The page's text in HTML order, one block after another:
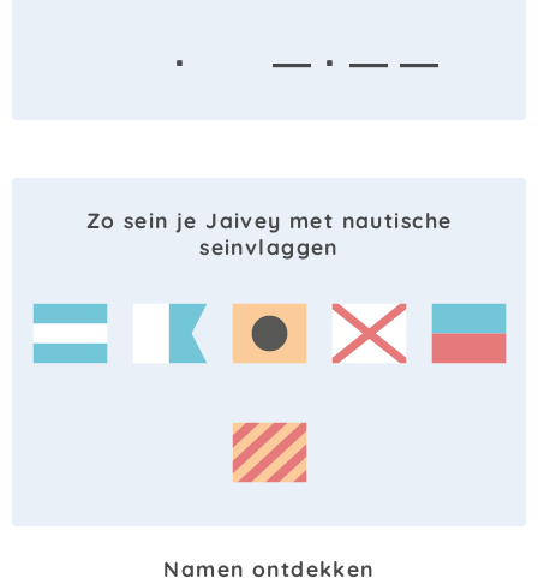
·
— · — —
Zo sein je Jaivey met nautische
seinvlaggen
Namen ontdekken